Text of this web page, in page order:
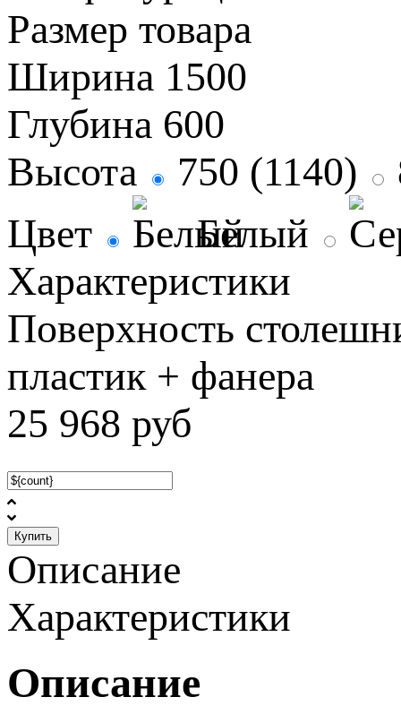
Размер товара
Ширина 1500
Глубина 600
Высота
750 (1140)
Цвет
Белый
Характеристики
Поверхность
пластик + фанера
25 968 руб
Купить
Описание
Характеристики
Описание